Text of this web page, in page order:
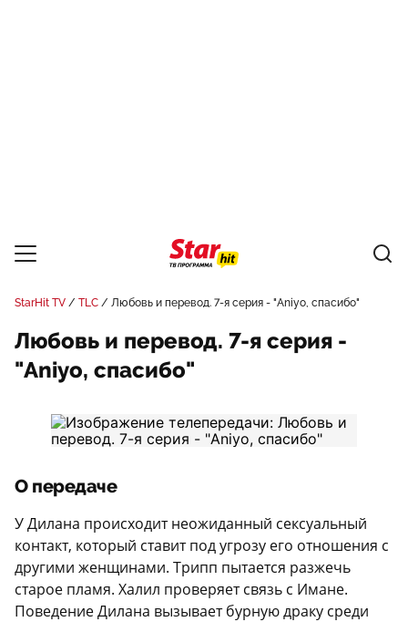
StarHit TV TLC Любовь и перевод. 7-я серия - "Aniyo, спасибо"
Любовь и перевод. 7-я серия -
"Aniyo, спасибо"
О передаче
У Дилана происходит неожиданный сексуальный
контакт, который ставит под угрозу его отношения с
другими женщинами. Трипп пытается разжечь
старое пламя. Халил проверяет связь с Имане.
Поведение Дилана вызывает бурную драку среди